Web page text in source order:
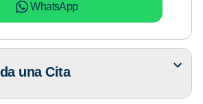
WhatsApp
una Cita